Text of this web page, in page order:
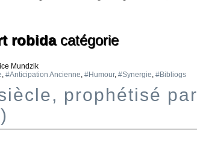
robidacatégorie
Mundzik
, #Anticipation Ancienne, #Humour, #Synergie, #Bibliogs
prophétisé par